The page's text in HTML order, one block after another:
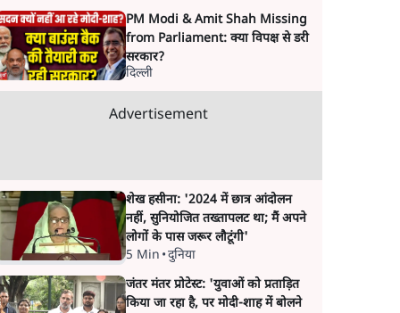
PM Modi & Amit Shah Missing
from Parliament: क्या विपक्ष से डरी
सरकार?
दिल्ली
Advertisement
शेख हसीना: '2024 में छात्र आंदोलन
नहीं, सुनियोजित तख्तापलट था; मैं अपने
लोगों के पास जरूर लौटूंगी'
5 Min •दुनिया
जंतर मंतर प्रोटेस्ट: 'युवाओं को प्रताड़ित
किया जा रहा है, पर मोदी-शाह में बोलने